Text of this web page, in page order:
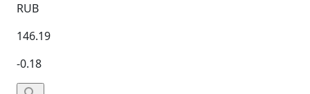
RUB
146.19
-0.18